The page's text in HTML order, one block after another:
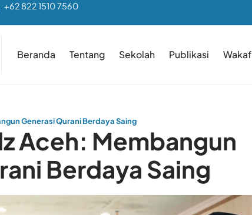
+62 822 1510 7560
Beranda Tentang Sekolah Publikasi Wakaf
Generasi Qurani Berdaya Saing
Aceh: Membangun
Berdaya Saing